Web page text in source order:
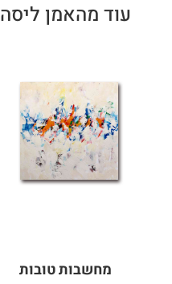
עוד מהאמן ליסה
מחשבות טובות